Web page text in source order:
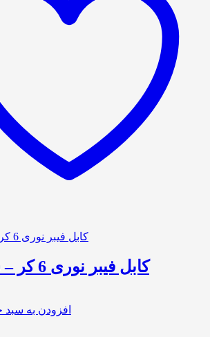
کابل فیبر نوری 6 کر – سینگل مد
افزودن به سبد